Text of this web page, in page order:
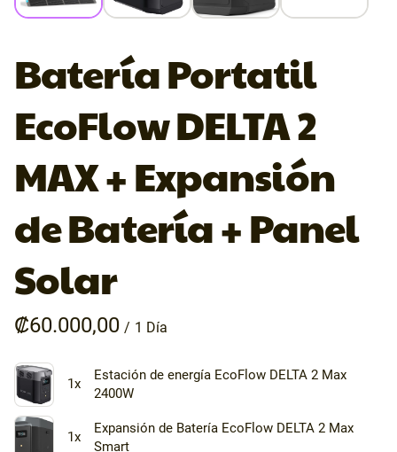
Batería Portatil
EcoFlow DELTA 2
MAX + Expansión
de Batería + Panel
Solar
/